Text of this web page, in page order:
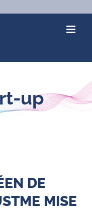
up
DE
MISE